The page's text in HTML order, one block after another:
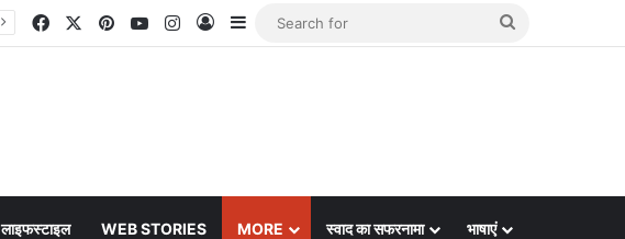
FacebookPinterestYouTubeInstagram
Log InSidebar
लाइफस्टाइल WEB STORIES MORE स्वाद का सफरनामा भाषाएं